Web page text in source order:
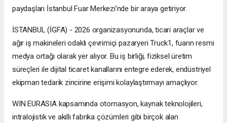
paydaşları İstanbul Fuar Merkezi’nde bir araya getiriyor.
İSTANBUL (İGFA) - 2026 organizasyonunda, ticari araçlar ve
ağır iş makineleri odaklı çevrimiçi pazaryeri Truck1, fuarın resmi
medya ortağı olarak yer alıyor. Bu iş birliği, fiziksel üretim
süreçleri ile dijital ticaret kanallarını entegre ederek, endüstriyel
ekipman tedarik zincirine erişimi kolaylaştırmayı amaçlıyor.
WIN EURASIA kapsamında otomasyon, kaynak teknolojileri,
intralojistik ve akıllı fabrika çözümleri gibi birçok alan